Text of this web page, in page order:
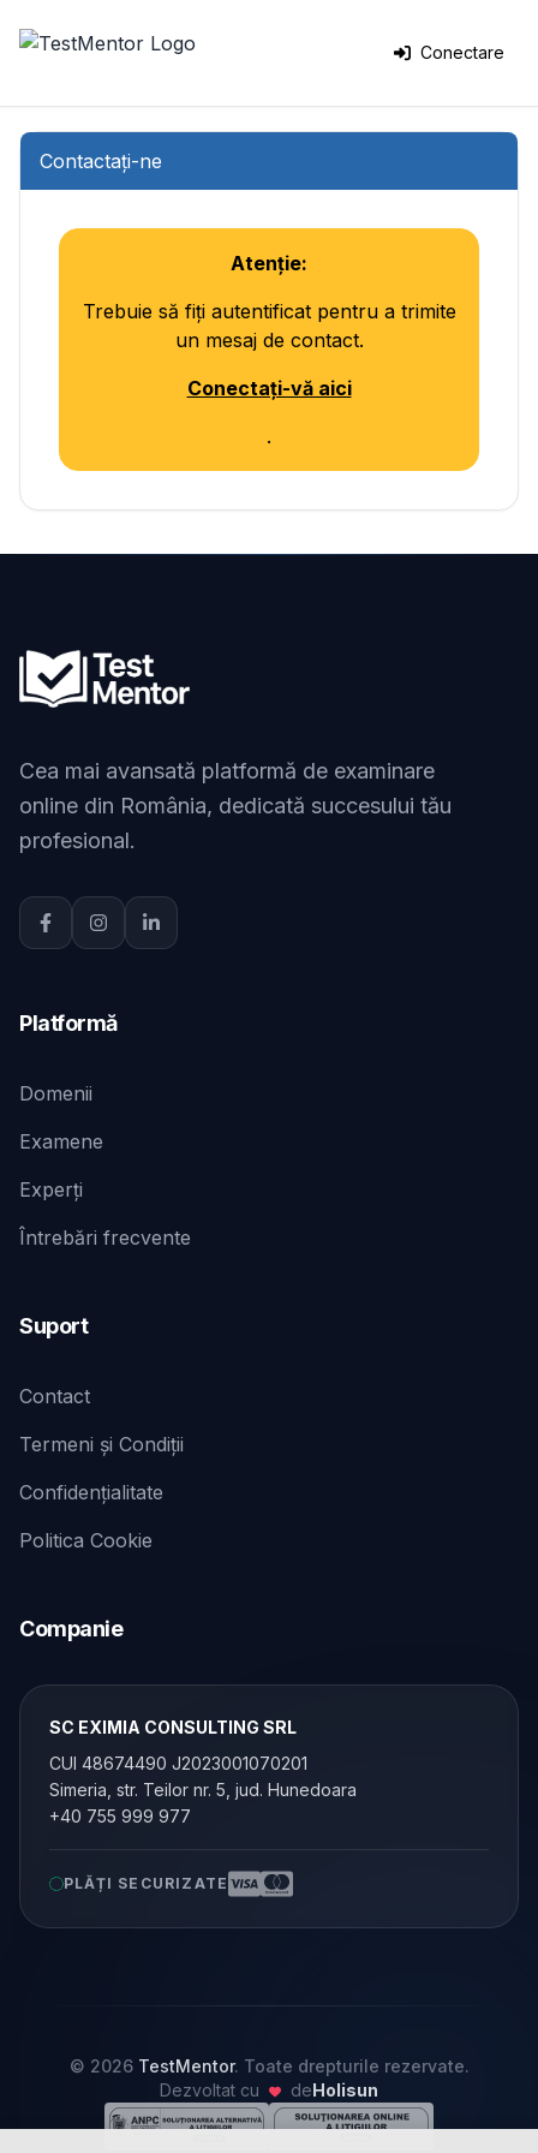
Conectare
Contactați-ne
Atenție:
Trebuie să fiți autentificat pentru a trimite
un mesaj de contact.
Conectați-vă aici
.
Cea mai avansată platformă de examinare
online din România, dedicată succesului tău
profesional.
Platformă
Domenii
Examene
Experți
Întrebări frecvente
Suport
Contact
Termeni și Condiții
Confidențialitate
Politica Cookie
Companie
SC EXIMIA CONSULTING SRL
CUI 48674490 J2023001070201
Simeria, str. Teilor nr. 5, jud. Hunedoara
+40 755 999 977
PLĂȚI SECURIZATE
© 2026 TestMentor. Toate drepturile rezervate.
Dezvoltat cu
deHolisun